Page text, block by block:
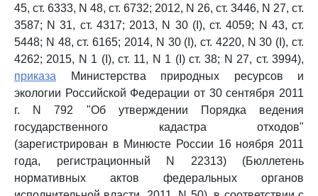
45, ст. 6333, N 48, ст. 6732; 2012, N 26, ст. 3446, N 27, ст.
3587; N 31, ст. 4317; 2013, N 30 (I), ст. 4059; N 43, ст.
5448; N 48, ст. 6165; 2014, N 30 (I), ст. 4220, N 30 (I), ст.
4262; 2015, N 1 (I), ст. 11, N 1 (I) ст. 38; N 27, ст. 3994),
приказа Министерства природных ресурсов и
экологии Российской Федерации от 30 сентября 2011
г. N 792 "Об утверждении Порядка ведения
государственного кадастра отходов"
(зарегистрирован в Минюсте России 16 ноября 2011
года, регистрационный N 22313) (Бюллетень
нормативных актов федеральных органов